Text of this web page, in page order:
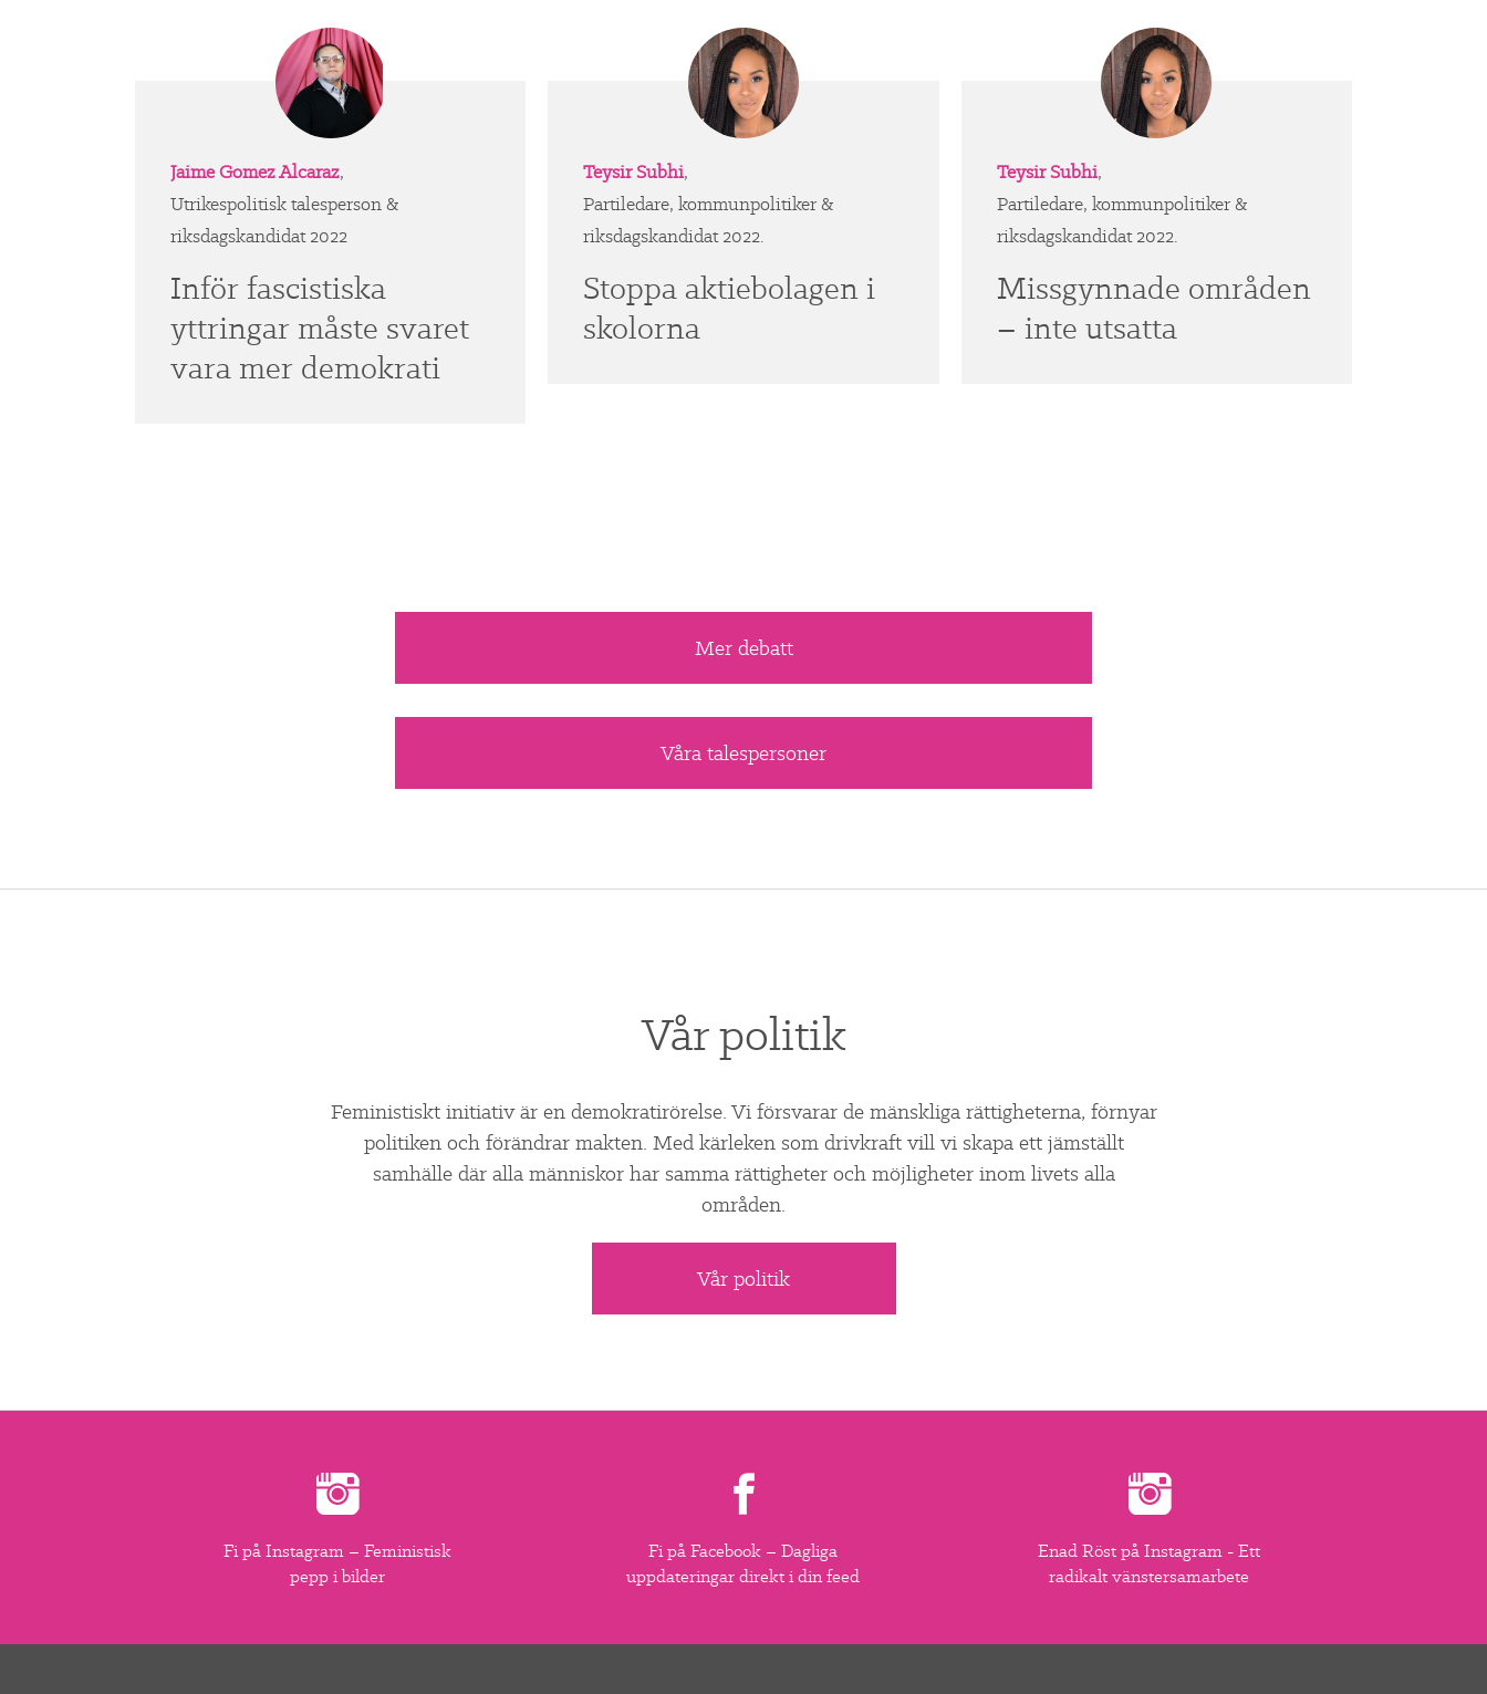
Jaime Gomez Alcaraz,
Utrikespolitisk talesperson &
riksdagskandidat 2022
Inför fascistiska
yttringar måste svaret
vara mer demokrati
Teysir Subhi,
Partiledare, kommunpolitiker &
riksdagskandidat 2022.
Stoppa aktiebolagen i
skolorna
Teysir Subhi,
Partiledare, kommunpolitiker &
riksdagskandidat 2022.
Missgynnade områden
– inte utsatta
Mer debatt
Våra talespersoner
Vår politik
Feministiskt initiativ är en demokratirörelse. Vi försvarar de mänskliga rättigheterna, förnyar
politiken och förändrar makten. Med kärleken som drivkraft vill vi skapa ett jämställt
samhälle där alla människor har samma rättigheter och möjligheter inom livets alla
områden.
Vår politik
Fi på Instagram – Feministisk
pepp i bilder
Fi på Facebook – Dagliga
uppdateringar direkt i din feed
Enad Röst på Instagram - Ett
radikalt vänstersamarbete